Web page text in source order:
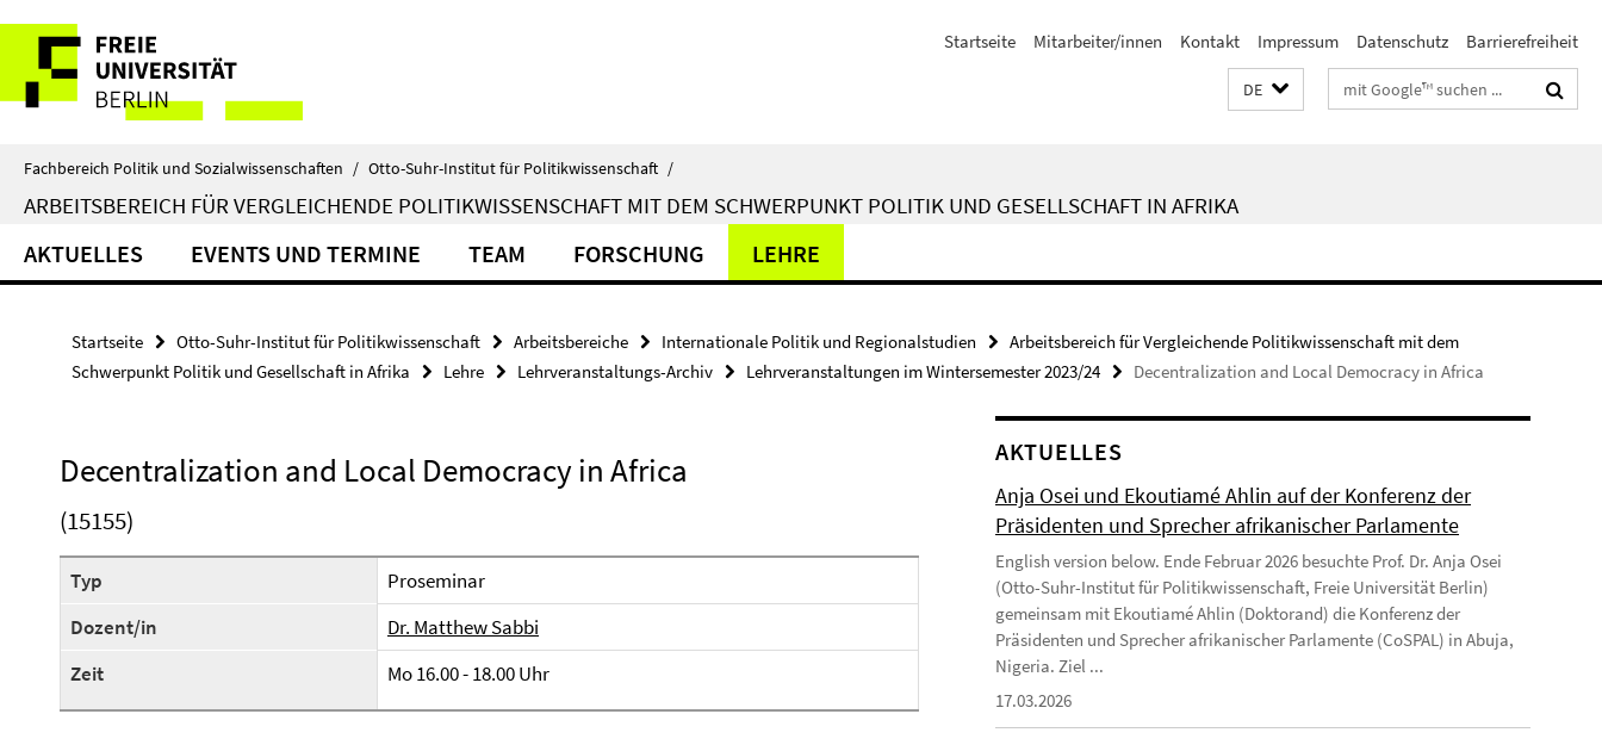
direkt
Inhalt
Service-
Navigation
Startseite Mitarbeiter/innen Kontakt Impressum Datenschutz Barrierefreiheit
DE Suchbegriffe
Fachbereich Politik und Sozialwissenschaften / Otto-Suhr-Institut für Politikwissenschaft /
ARBEITSBEREICH FÜR VERGLEICHENDE POLITIKWISSENSCHAFT MIT DEM SCHWERPUNKT POLITIK UND GESELLSCHAFT IN AFRIKA
AKTUELLES EVENTS UND TERMINE TEAM FORSCHUNG LEHRE
Startseite Otto-Suhr-Institut für Politikwissenschaft Arbeitsbereiche Internationale Politik und Regionalstudien
Arbeitsbereich für Vergleichende Politikwissenschaft mit dem
Schwerpunkt Politik und Gesellschaft in Afrika
Lehre Lehrveranstaltungs-Archiv Lehrveranstaltungen im Wintersemester 2023/24 Decentralization and Local Democracy in Africa
Decentralization and Local Democracy in Africa
(15155)
Typ
Proseminar
Dozent/in
Dr. Matthew Sabbi
Zeit
Mo 16.00 - 18.00 Uhr
AKTUELLES
Anja Osei und Ekoutiamé Ahlin auf der Konferenz der
Präsidenten und Sprecher afrikanischer Parlamente
English version below. Ende Februar 2026 besuchte Prof. Dr. Anja Osei
(Otto-Suhr-Institut für Politikwissenschaft, Freie Universität Berlin)
gemeinsam mit Ekoutiamé Ahlin (Doktorand) die Konferenz der
Präsidenten und Sprecher afrikanischer Parlamente (CoSPAL) in Abuja,
Nigeria. Ziel ...
17.03.2026